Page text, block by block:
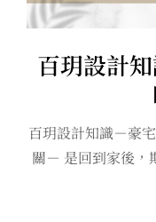
百玥設計
百玥設計知識－豪
關－ 是回到家後，